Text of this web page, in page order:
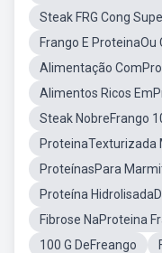
Steak FRG Cong
Frango E ProteinaOu
Alimentação
Alimentos Ricos
Steak NobreFrango
ProteinaTexturizada
ProteínasPara
Proteína
Fibrose NaProteina
100 G DeFreango